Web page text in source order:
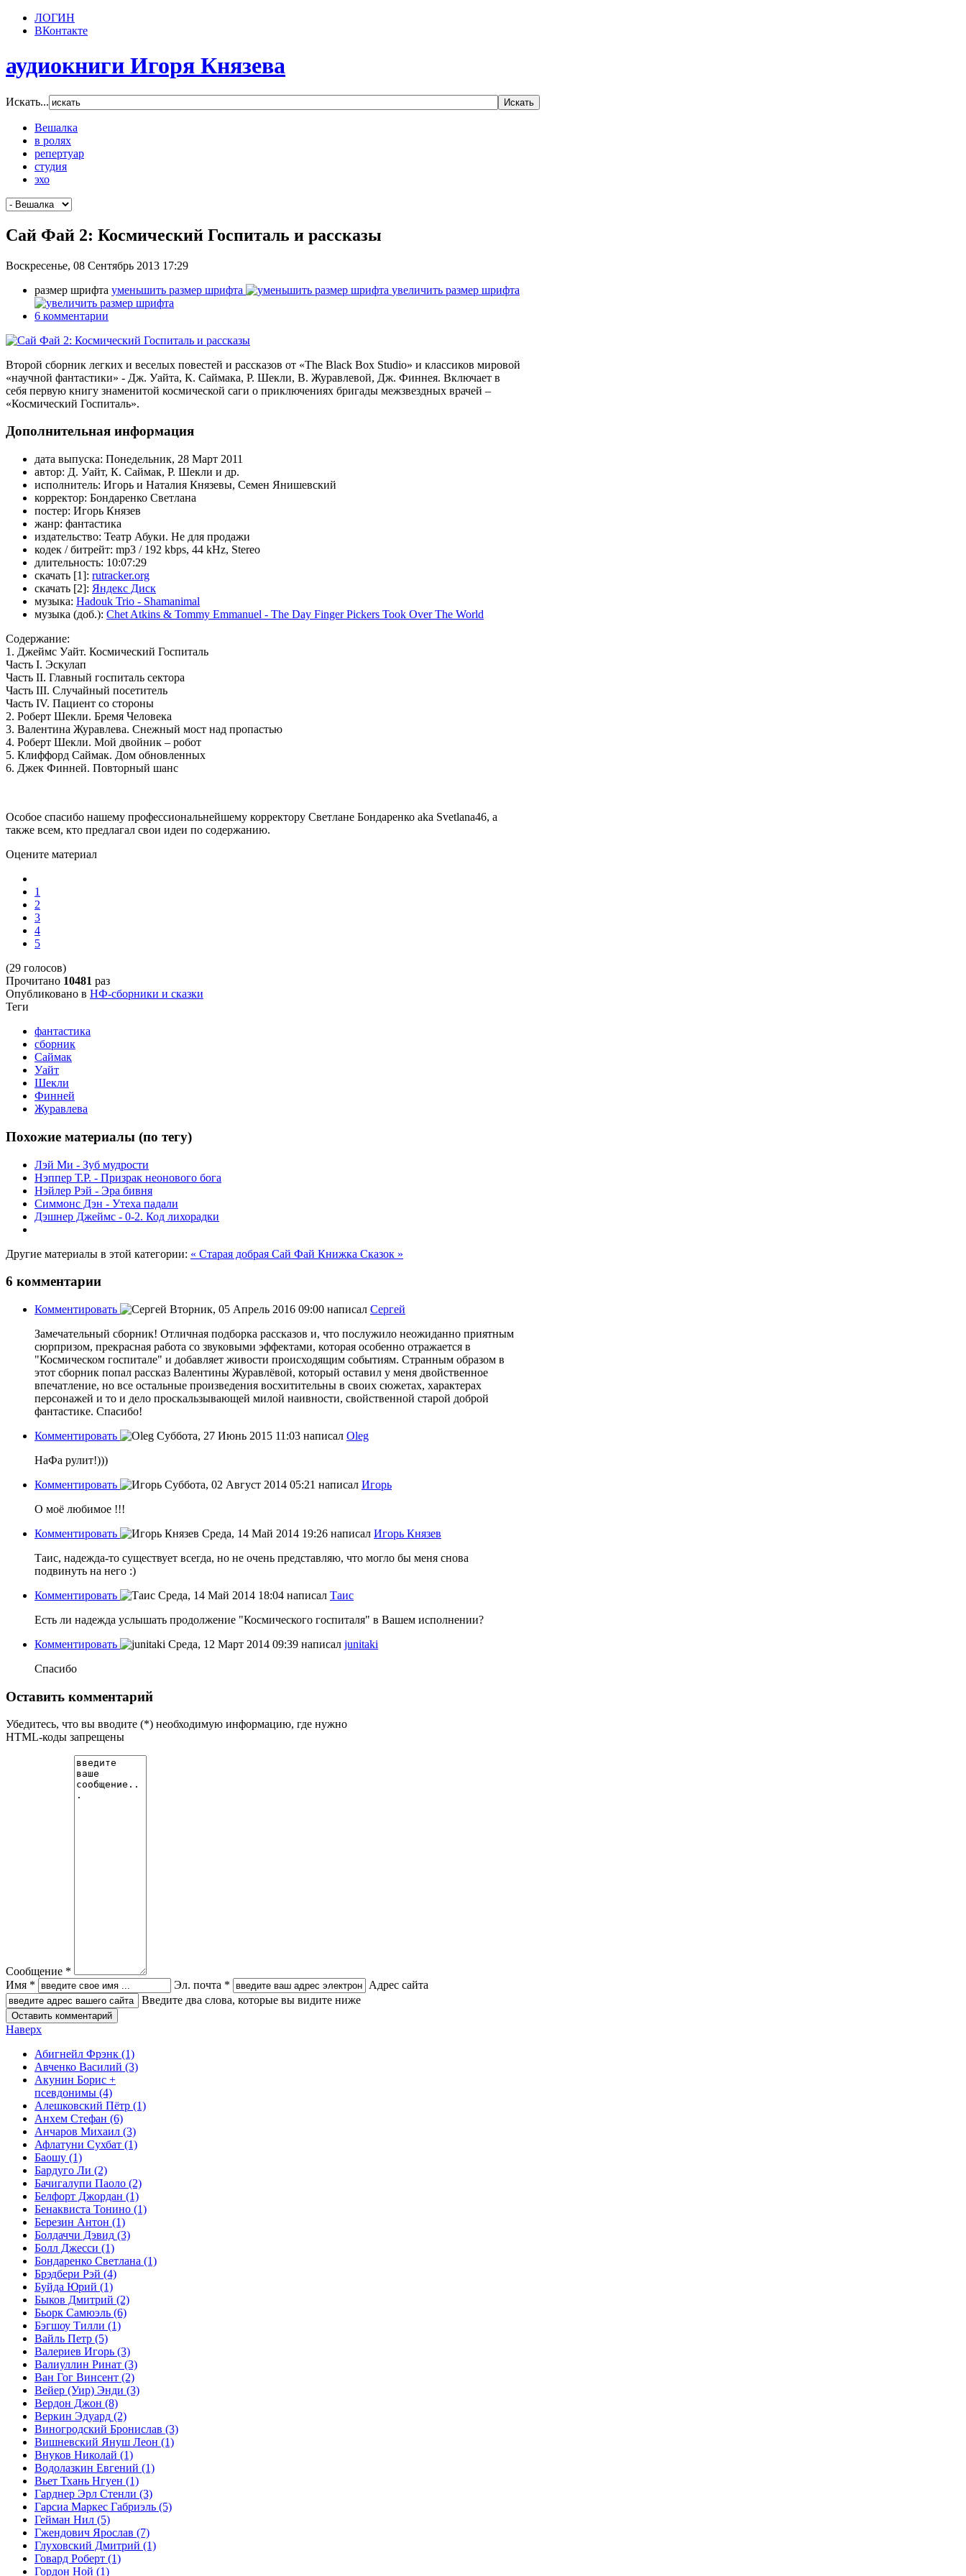
ЛОГИН
ВКонтакте
аудиокниги Игоря Князева
Искать...
Вешалка
в ролях
репертуар
студия
эхо
Сай Фай 2: Космический Госпиталь и рассказы
Воскресенье, 08 Сентябрь 2013 17:29
размер шрифта уменьшить размер шрифта увеличить размер шрифта
6 комментарии
Второй сборник легких и веселых повестей и рассказов от «The Black Box Studio» и классиков мировой
«научной фантастики» - Дж. Уайта, К. Саймака, Р. Шекли, В. Журавлевой, Дж. Финнея. Включает в
себя первую книгу знаменитой космической саги о приключениях бригады межзвездных врачей –
«Космический Госпиталь».
Дополнительная информация
дата выпуска: Понедельник, 28 Март 2011
автор: Д. Уайт, К. Саймак, Р. Шекли и др.
исполнитель: Игорь и Наталия Князевы, Семен Янишевский
корректор: Бондаренко Светлана
постер: Игорь Князев
жанр: фантастика
издательство: Театр Абуки. Не для продажи
кодек / битрейт: mp3 / 192 kbps, 44 kHz, Stereo
длительность: 10:07:29
скачать [1]: rutracker.org
скачать [2]: Яндекс Диск
музыка: Hadouk Trio - Shamanimal
музыка (доб.): Chet Atkins & Tommy Emmanuel - The Day Finger Pickers Took Over The World
Содержание:
1. Джеймс Уайт. Космический Госпиталь
Часть I. Эскулап
Часть II. Главный госпиталь сектора
Часть III. Случайный посетитель
Часть IV. Пациент со стороны
2. Роберт Шекли. Бремя Человека
3. Валентина Журавлева. Снежный мост над пропастью
4. Роберт Шекли. Мой двойник – робот
5. Клиффорд Саймак. Дом обновленных
6. Джек Финней. Повторный шанс
Особое спасибо нашему профессиональнейшему корректору Светлане Бондаренко aka Svetlana46, а
также всем, кто предлагал свои идеи по содержанию.
Оцените материал
1
2
3
4
5
(29 голосов)
Прочитано 10481 раз
Опубликовано в НФ-сборники и сказки
Теги
фантастика
сборник
Саймак
Уайт
Шекли
Финней
Журавлева
Похожие материалы (по тегу)
Лэй Ми - Зуб мудрости
Нэппер Т.Р. - Призрак неонового бога
Нэйлер Рэй - Эра бивня
Симмонс Дэн - Утеха падали
Дэшнер Джеймс - 0-2. Код лихорадки
Другие материалы в этой категории: « Старая добрая Сай Фай Книжка Сказок »
6 комментарии
Комментировать Вторник, 05 Апрель 2016 09:00 написал Сергей
Замечательный сборник! Отличная подборка рассказов и, что послужило неожиданно приятным
сюрпризом, прекрасная работа со звуковыми эффектами, которая особенно отражается в
"Космическом госпитале" и добавляет живости происходящим событиям. Странным образом в
этот сборник попал рассказ Валентины Журавлёвой, который оставил у меня двойственное
впечатление, но все остальные произведения восхитительны в своих сюжетах, характерах
персонажей и то и дело проскальзывающей милой наивности, свойственной старой доброй
фантастике. Спасибо!
Комментировать
Суббота, 27 Июнь 2015 11:03 написал Oleg
НаФа рулит!)))
Комментировать
Суббота, 02 Август 2014 05:21 написал Игорь
О моё любимое !!!
Комментировать
Среда, 14 Май 2014 19:26 написал Игорь Князев
Таис, надежда-то существует всегда, но не очень представляю, что могло бы меня снова
подвинуть на него :)
Комментировать
Среда, 14 Май 2014 18:04 написал Таис
Есть ли надежда услышать продолжение "Космического госпиталя" в Вашем исполнении?
Комментировать
Среда, 12 Март 2014 09:39 написал junitaki
Спасибо
Оставить комментарий
Убедитесь, что вы вводите (*) необходимую информацию, где нужно
HTML-коды запрещены
Сообщение *
Имя *
Эл. почта *
Адрес сайта
Введите два слова, которые вы видите ниже
Наверх
Абигнейл Фрэнк (1)
Авченко Василий (3)
Акунин Борис +
псевдонимы (4)
Алешковский Пётр (1)
Анхем Стефан (6)
Анчаров Михаил (3)
Афлатуни Сухбат (1)
Баошу (1)
Бардуго Ли (2)
Бачигалупи Паоло (2)
Белфорт Джордан (1)
Бенаквиста Тонино (1)
Березин Антон (1)
Болдаччи Дэвид (3)
Болл Джесси (1)
Бондаренко Светлана (1)
Брэдбери Рэй (4)
Буйда Юрий (1)
Быков Дмитрий (2)
Бьорк Самюэль (6)
Бэгшоу Тилли (1)
Вайль Петр (5)
Валериев Игорь (3)
Валиуллин Ринат (3)
Ван Гог Винсент (2)
Вейер (Уир) Энди (3)
Вердон Джон (8)
Веркин Эдуард (2)
Виногродский Бронислав (3)
Вишневский Януш Леон (1)
Внуков Николай (1)
Водолазкин Евгений (1)
Вьет Тхань Нгуен (1)
Гарднер Эрл Стенли (3)
Гарсиа Маркес Габриэль (5)
Гейман Нил (5)
Гжендович Ярослав (7)
Глуховский Дмитрий (1)
Говард Роберт (1)
Гордон Ной (1)